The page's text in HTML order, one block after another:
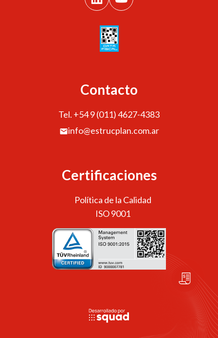
Contacto
Tel. +54 9 (011) 4627-4383
info@estrucplan.com.ar
Certificaciones
Política de la Calidad
ISO 9001